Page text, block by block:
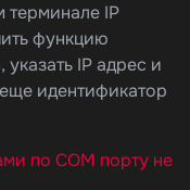
терминале IP
функцию
IP адрес и
еще идентификатор
по COM порту не